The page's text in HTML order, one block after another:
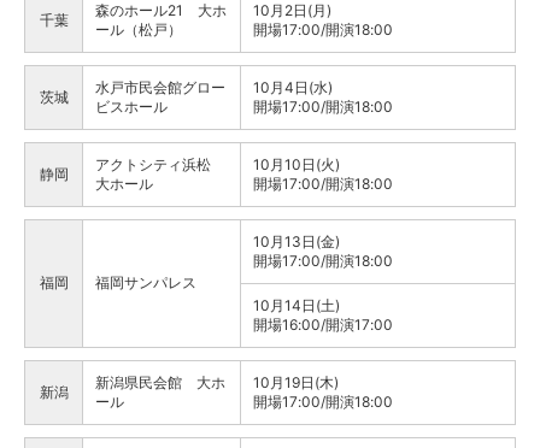
千葉
森のホール21 大ホ
ール（松戸）
10月2日(月)
開場17:00/開演18:00
茨城
水戸市民会館グロー
ビスホール
10月4日(水)
開場17:00/開演18:00
静岡
アクトシティ浜松
大ホール
10月10日(火)
開場17:00/開演18:00
福岡 福岡サンパレス
10月13日(金)
開場17:00/開演18:00
10月14日(土)
開場16:00/開演17:00
新潟
新潟県民会館 大ホ
ール
10月19日(木)
開場17:00/開演18:00